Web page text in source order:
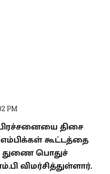
PM
திசை
எம்பிக்கள் கூட்டத்தை
துணை பொதுச்
விமர்சித்துள்ளார்.